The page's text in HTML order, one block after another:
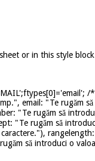
or in this style
email: "Te rugăm
"Te rugăm să
"Te rugăm să
să introduci o